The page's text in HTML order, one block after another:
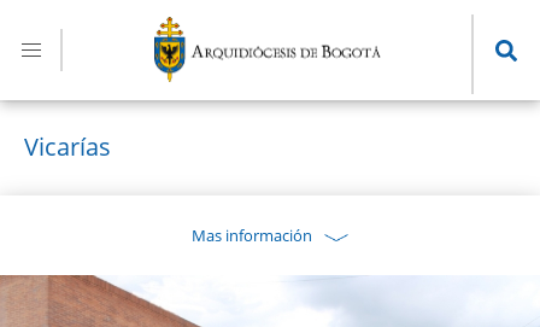
contenido
principal
Vicarías
Mas información